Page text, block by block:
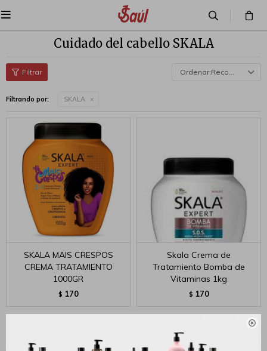


Cuidado del cabello SKALA
Recomendados
Filtrando por: SKALA
SKALA MAIS CRESPOS
CREMA TRATAMIENTO
1000GR
$ 170
Skala Crema de
Tratamiento Bomba de
Vitaminas 1kg
$ 170